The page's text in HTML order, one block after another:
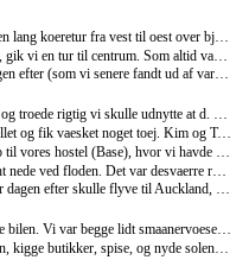
Vi ankom til Christchurch ud paa aftenen efter en lang koeretur fra vest til oest over bjergene. Rigtig smukt, men som naevnt foer, fik vi vist ikke det optimale ud af det, naar vi laa bagi.
Men efter at have installeret os paa et fint motel, gik vi en tur til centrum. Som altid var langt de fleste butikker lukket (det var jo d. 25. dec). De eneste der taalmodigt holdt doerene aabne, var alle de asiatisk ejede souvenirbutikker langs Colombo St. Der var en masse interesante ting, men det meste var som souvenirs er flest; grimme, dyre og uoriginale.
paa vores motel, og saa var det hjem igen. Vi sov igen i camperen - hvilket faktsik var ret hyggeligt.
Igen ud at kigge i byen. Vi gik rundt for at selv og troede rigtig vi skulle udnytte at d. 26. dec var "Boxing Day"! (Den dag hvor alle butikker begynder deres sommerudsalg med kaempe rabatter). Desvaerre fandt vi ikke saa meget, det var en dejlig dag. Solen skinnede, og Christchurch er en rigtig hyggelig by.
Sidstst paa eftermiddagen gik vi tilbage til motellet og fik vaesket noget toej. Kim og Torgunn kom tilbage lidt senere og koerte derefter ud for at aflevere camperen. Desvaerre kom de tilbage med den igen en time efter - de kom for sent! Ups..
Naa, men saa kunne de jo passende koere os op til vores hostel (Base), hvor vi havde lejet et vaerelse for de naeste to naetter. Planen havde oprindeligt vaeret at fortsaette vores tur paa egen haand allerede dagen efter, men KIWI havde lige glemt at informere os om, at der ikke gik busser d. 27. dec. Saa vi fik lige en ekstra dag i Christchurch - og aeren af at aflevere bilen dagen efter.
Til aften spiste vi paa en rigtig laekker restaurant nede ved floden. Det var desvaerre ret koldt (og selvfoelgelig havde vi besluttet os for at sidde udendoers), og vi skulle vente lidt for laenge paa vores mad, men da den foerst kom var det super laekkert! Og med et stykke cheesecake til dessert, kan det jo naesten ikke gaa galt! :)
Det var helt trist at skulle sige farvel efter 10 dage sammen med dem, men det var nu ogsaa dejligt at vaere paa egen haand igen...
Efter morgenmaden var det afsted for at aflevere bilen. Vi var begge lidt smaanervoese for, hvordan de ville reagere paa at den blev afleveret for sent. Men alt gik smertefrit, saa vi var lettede da vi gik derfra igen.
Resten af dagen gik med at tulle lidt rundt i byen, kigge butikker, spise, og nyde solen. Desuden var der et lille marked, samt en raekke shows, paa cathedralpladsen midt i byen.